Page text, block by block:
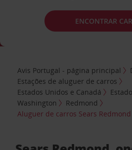
ENCONTRAR
Avis Portugal - página principal
Estações de aluguer de carros
Estados Unidos e Canadá
Washington
Redmond
Aluguer de carros Sears Redmond